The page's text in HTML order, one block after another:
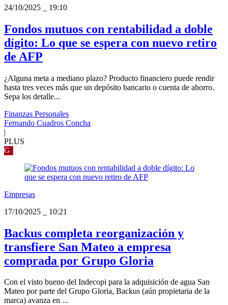
24/10/2025
19:10
Fondos mutuos con rentabilidad a doble
dígito: Lo que se espera con nuevo retiro
de AFP
¿Alguna meta a mediano plazo? Producto financiero puede rendir
hasta tres veces más que un depósito bancario o cuenta de ahorro.
Sepa los detalle...
Finanzas Personales
Fernando Cuadros Concha
|
PLUS
G
Empresas
17/10/2025
10:21
Backus completa reorganización y
transfiere San Mateo a empresa
comprada por Grupo Gloria
Con el visto bueno del Indecopi para la adquisición de agua San
Mateo por parte del Grupo Gloria, Backus (aún propietaria de la
marca) avanza en ...